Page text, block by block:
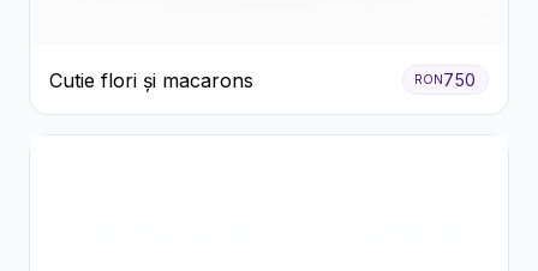
Cutie flori și macarons RON 750